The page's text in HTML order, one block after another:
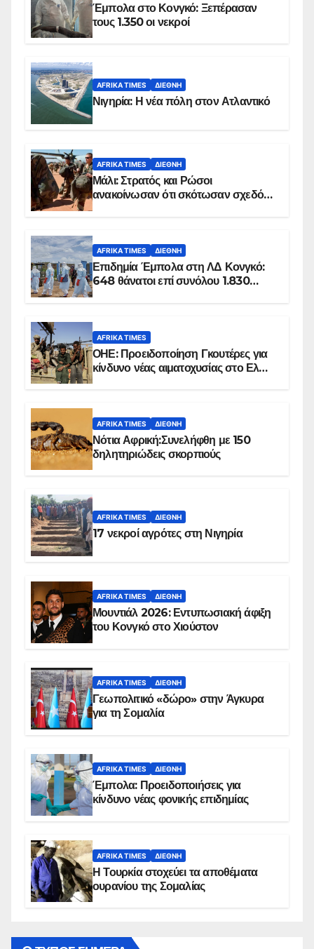
Έμπολα στο Κονγκό: Ξεπέρασαν
τους 1.350 οι νεκροί
AFRIKA TIMES ΔΙΕΘΝΉ
Νιγηρία: Η νέα πόλη στον Ατλαντικό
AFRIKA TIMES ΔΙΕΘΝΉ
Μάλι: Στρατός και Ρώσοι
ανακοίνωσαν ότι σκότωσαν σχεδόν
AFRIKA TIMES ΔΙΕΘΝΉ
Επιδημία Έμπολα στη ΛΔ Κονγκό:
648 θάνατοι επί συνόλου 1.830
AFRIKA TIMES
ΟΗΕ: Προειδοποίηση Γκουτέρες για
κίνδυνο νέας αιματοχυσίας στο Ελ
AFRIKA TIMES ΔΙΕΘΝΉ
Νότια Αφρική:Συνελήφθη με 150
δηλητηριώδεις σκορπιούς
AFRIKA TIMES ΔΙΕΘΝΉ
17 νεκροί αγρότες στη Νιγηρία
AFRIKA TIMES ΔΙΕΘΝΉ
Μουντιάλ 2026: Εντυπωσιακή άφιξη
του Κονγκό στο Χιούστον
AFRIKA TIMES ΔΙΕΘΝΉ
Γεωπολιτικό «δώρο» στην Άγκυρα
για τη Σομαλία
AFRIKA TIMES ΔΙΕΘΝΉ
Έμπολα: Προειδοποιήσεις για
κίνδυνο νέας φονικής επιδημίας
AFRIKA TIMES ΔΙΕΘΝΉ
Η Τουρκία στοχεύει τα αποθέματα
ουρανίου της Σομαλίας